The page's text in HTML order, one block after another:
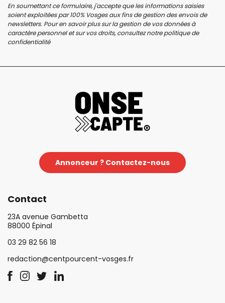
En soumettant ce formulaire, j'accepte que les informations saisies
soient exploitées par 100% Vosges aux fins de gestion des envois de
newsletters. Pour en savoir plus sur la gestion de vos données à
caractère personnel et sur vos droits, consultez notrepolitique de
confidentialité
Annonceur ? Contactez-nous
Contact
23A avenue Gambetta
88000 Épinal
03 29 82 56 18
redaction@centpourcent-vosges.fr